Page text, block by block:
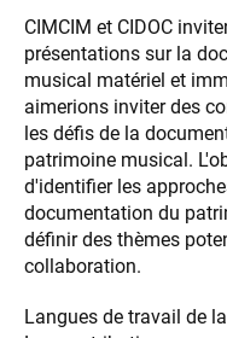
CIMCIM et CIDOC
présentations sur la
musical matériel et
aimerions inviter des
les défis de la
patrimoine musical.
d'identifier les
documentation du
définir des thèmes
collaboration.
Langues de travail de